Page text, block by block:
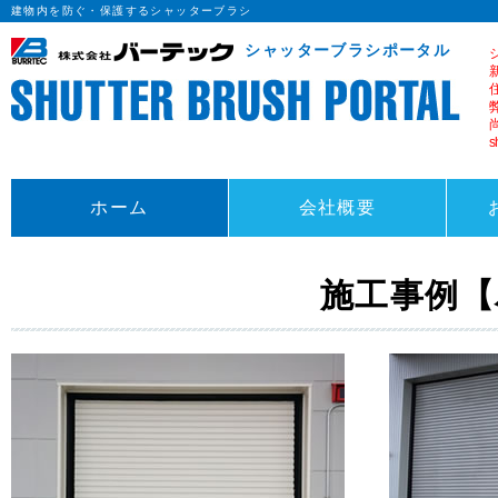
建物内を防ぐ・保護するシャッターブラシ
シャッターブラシポータル
ホーム 会社概要
施工事例